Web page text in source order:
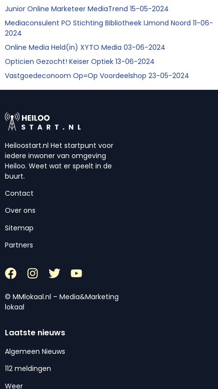
Junior Online Marketeer MediaTrend 15-05-2024
Mediaconsulent PO Stichting Bibliotheek IJmond Noord 11-06-
2024
Online Media Held(in) XYTO Media 03-06-2024
Opticien Gezocht! Keiser Optiek 13-06-2024
Vastgoedeconoom Op=Op Voordeelshop 23-05-2024
Heiloostart.nl Het startpunt voor
iedere inwoner van omgeving
Heiloo. Weet wat er speelt in de
buurt.
Contact
Over ons
Sitemap
Partners
© MMlokaal.nl – Media&Marketing
lokaal
Laatste nieuws
Algemeen Nieuws
112 meldingen
Weer